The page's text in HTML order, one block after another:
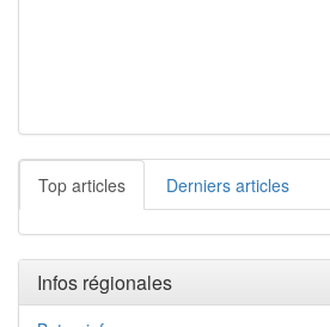
Top articles Derniers articles
Infos régionales